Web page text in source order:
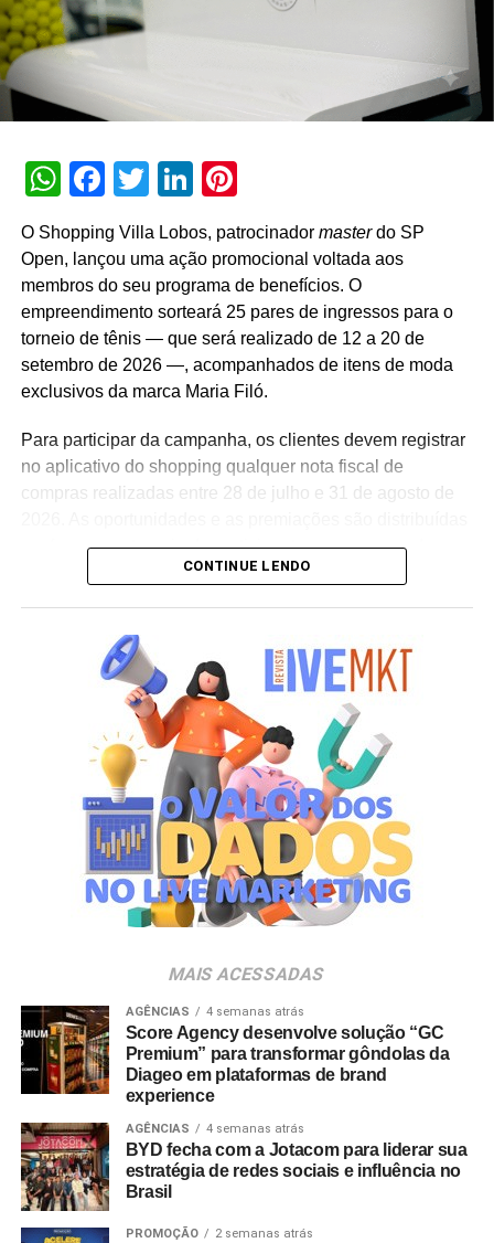
A promoção abrange todas as linhas de produtos da
marca em todo o território nacional. Para concorrer aos
comprovantes fiscais pelo site oficial ou via WhatsApp.
reveladas no momento do cadastro do produto, além da
distribuição de R$ 10 mil toda semana e o sorteio final de
fosse muito mais do que um incentivo de compra. Ela
precisava reforçar os atributos da marca, gerar conversa e
manter o Café Evolutto presente na rotina das pessoas. A
combinação entre mecânica simples, premiações
atrativas, comunicação integrada e a chegada do Edu
Guedes nos permite manter a marca presente na rotina
do consumidor durante todo o período da campanha”,
Cooxupé.
WhatsApp
Facebook
TwitterLinkedIn
O Shopping Villa Lobos, patrocinador masterdo SP
Open, lançou uma ação promocional voltada aos
membros do seu programa de benefícios. O
empreendimento sorteará 25 pares de ingressos para o
torneio de tênis — que será realizado de 12 a 20 de
setembro de 2026 —, acompanhados de itens de moda
exclusivos da marca Maria Filó.
Para participar da campanha, os clientes devem registrar
no aplicativo do shopping qualquer nota fiscal de
compras realizadas entre 28 de julho e 31 de agosto de
conforme a categoria do participante no programa de
de setembro de 2026. Após a divulgação do resultado
oficial, os vencedores terão até o dia 16 de setembro para
realizar a retirada presencial dos ingressos e brindes no
espaço Villa Atende, localizado no piso G1 do shopping.
“O SP Open é um torneio muito relevante para a cidade e
para essa região. Como estamos no evento de forma tão
profunda, nada mais justo do que proporcionar essa
experiência para alguns dos nossos clientes fiéis”,
destaca Aline Ivanov, gerente de marketing do Shopping
Villa Lobos.
comprovantes fiscais de qualquer valor. O regulamento
completo está disponível no site do empreendimento.
CONTINUE LENDO
MAIS ACESSADAS
AGÊNCIAS 4 semanas atrás
Score Agency desenvolve solução “GC
Premium” para transformar gôndolas da
Diageo em plataformas de brand
experience
AGÊNCIAS 4 semanas atrás
BYD fecha com a Jotacom para liderar sua
estratégia de redes sociais e influência no
Brasil
PROMOÇÃO 2 semanas atrás